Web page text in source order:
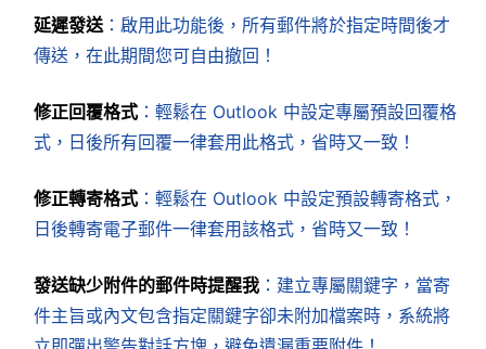
延遲發送：啟用此功能後，所有郵件將於指定時間後才
傳送，在此期間您可自由撤回！
修正回覆格式 ：輕鬆在 Outlook 中設定專屬預設回覆格
式，日後所有回覆一律套用此格式，省時又一致！
修正轉寄格式 ：輕鬆在 Outlook 中設定預設轉寄格式，
日後轉寄電子郵件一律套用該格式，省時又一致！
發送缺少附件的郵件時提醒我 ：建立專屬關鍵字，當寄
件主旨或內文包含指定關鍵字卻未附加檔案時，系統將